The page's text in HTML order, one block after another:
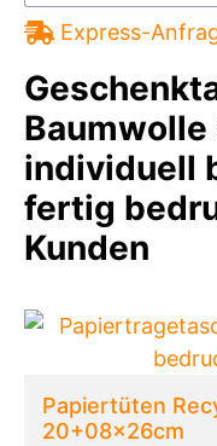
Express-
Baumwolle
individuell
fertig
Kunden
Papiertüten
20+08x26cm